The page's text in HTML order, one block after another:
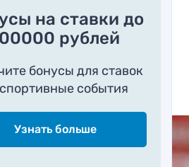
на ставки до
рублей
бонусы для ставок
события
Узнать больше